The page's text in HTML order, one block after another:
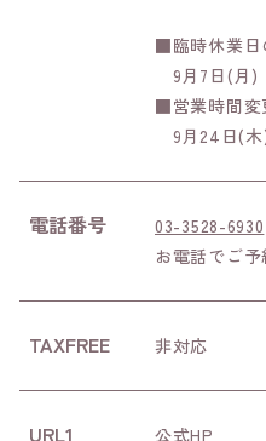
■臨時休業日
9月7日(月)
■営業時間変
9月24日(木
電話番号
03-3528-6930
お電話でご予
TAXFREE 非対応
URL1 公式HP